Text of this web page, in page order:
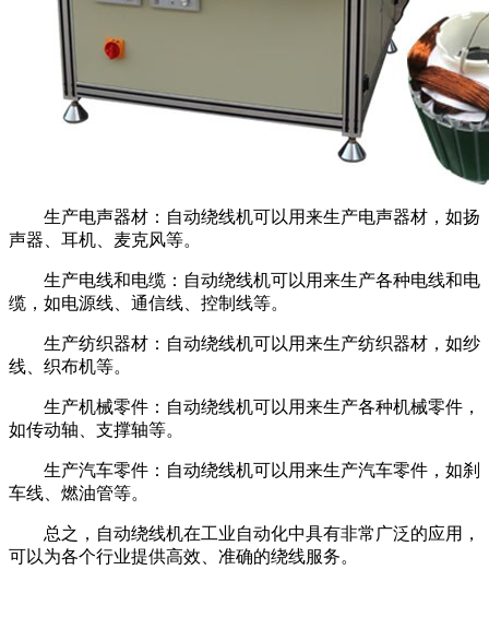
生产电声器材：自动绕线机可以用来生产电声器材，如扬
声器、耳机、麦克风等。
生产电线和电缆：自动绕线机可以用来生产各种电线和电
缆，如电源线、通信线、控制线等。
生产纺织器材：自动绕线机可以用来生产纺织器材，如纱
线、织布机等。
生产机械零件：自动绕线机可以用来生产各种机械零件，
如传动轴、支撑轴等。
生产汽车零件：自动绕线机可以用来生产汽车零件，如刹
车线、燃油管等。
总之，自动绕线机在工业自动化中具有非常广泛的应用，
可以为各个行业提供高效、准确的绕线服务。